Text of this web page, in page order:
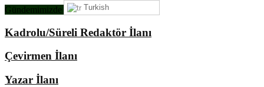
Gündemimizde Ne Var?
Kadrolu/Süreli Redaktör İlanı
Çevirmen İlanı
Yazar İlanı
Turkish